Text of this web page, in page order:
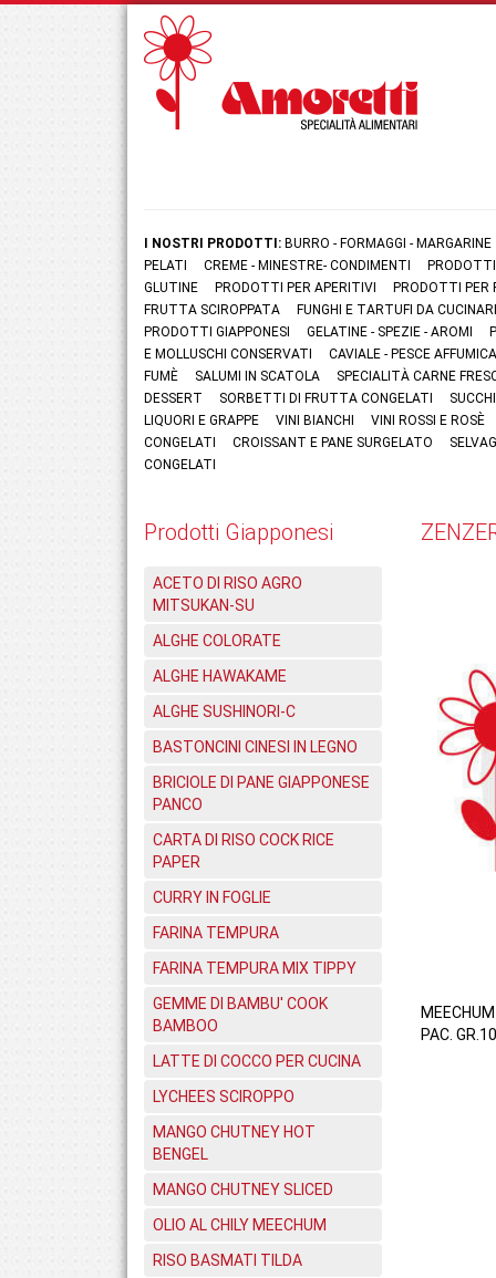
I NOSTRI PRODOTTI: BURRO - FORMAGGI - MARGARINE
PELATI
CREME - MINESTRE- CONDIMENTI
GLUTINE
PRODOTTI PER APERITIVI
PRODOTTI PER
FRUTTA SCIROPPATA
FUNGHI E TARTUFI DA
PRODOTTI GIAPPONESI
GELATINE - SPEZIE - AROMI
E MOLLUSCHI CONSERVATI
CAVIALE - PESCE
FUMÈ
SALUMI IN SCATOLA
SPECIALITÀ CARNE
DESSERT
SORBETTI DI FRUTTA CONGELATI
LIQUORI E GRAPPE
VINI BIANCHI
VINI ROSSI E ROSÈ
CONGELATI
CROISSANT E PANE SURGELATO
CONGELATI
Prodotti Giapponesi
ACETO DI RISO AGRO
MITSUKAN-SU
ALGHE COLORATE
ALGHE HAWAKAME
ALGHE SUSHINORI-C
BASTONCINI CINESI IN LEGNO
BRICIOLE DI PANE GIAPPONESE
PANCO
CARTA DI RISO COCK RICE
PAPER
CURRY IN FOGLIE
FARINA TEMPURA
FARINA TEMPURA MIX TIPPY
GEMME DI BAMBU' COOK
BAMBOO
LATTE DI COCCO PER CUCINA
LYCHEES SCIROPPO
MANGO CHUTNEY HOT
BENGEL
MANGO CHUTNEY SLICED
OLIO AL CHILY MEECHUM
RISO BASMATI TILDA
MEECHUM
PAC.